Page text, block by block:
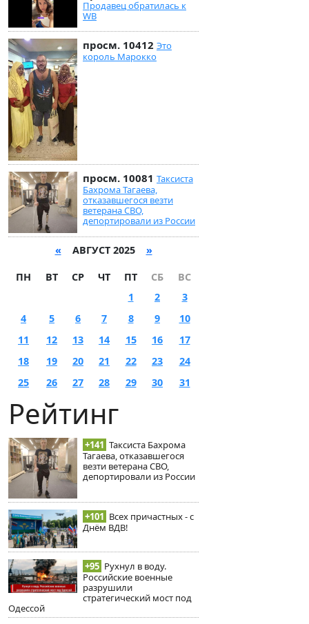
Продавец обратилась к
WB
просм. 10412 Это
король Марокко
просм. 10081 Таксиста
Бахрома Тагаева,
отказавшегося везти
ветерана СВО,
депортировали из России
« АВГУСТ 2025 »
ПН ВТ СР ЧТ ПТ СБ
ВС
1
2
3
4
5 6 7 8 9
10
11
12 13 14 15 16
17
18
19 20 21 22 23
24
25
26 27 28 29 30 31
Рейтинг
+141 Таксиста Бахрома
Тагаева, отказавшегося
везти ветерана СВО,
депортировали из России
+101 Всех причастных - с
Днём ВДВ!
+95 Рухнул в воду.
Российские военные
разрушили
стратегический мост под
Одессой